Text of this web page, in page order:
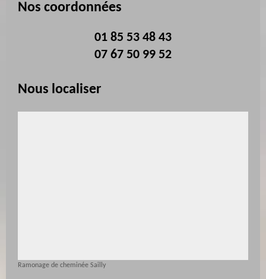
Nos coordonnées
01 85 53 48 43
07 67 50 99 52
Nous localiser
Ramonage de cheminée Sailly